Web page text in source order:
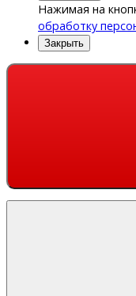
Нажимая на
обработку
Закрыть